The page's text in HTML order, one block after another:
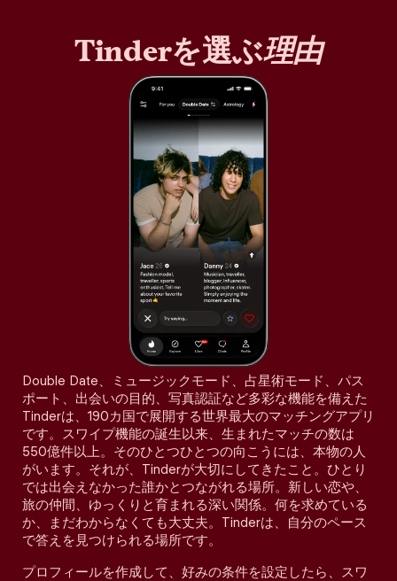
Tinderを選ぶ理由
Double Date、ミュージックモード、占星術モード、パス
ポート、出会いの目的、写真認証など多彩な機能を備えた
Tinderは、190カ国で展開する世界最大のマッチングアプリ
です。スワイプ機能の誕生以来、生まれたマッチの数は
550億件以上。そのひとつひとつの向こうには、本物の人
がいます。それが、Tinderが大切にしてきたこと。ひとり
では出会えなかった誰かとつながれる場所。新しい恋や、
旅の仲間、ゆっくりと育まれる深い関係。何を求めている
か、まだわからなくても大丈夫。Tinderは、自分のペース
で答えを見つけられる場所です。
プロフィールを作成して、好みの条件を設定したら、スワ